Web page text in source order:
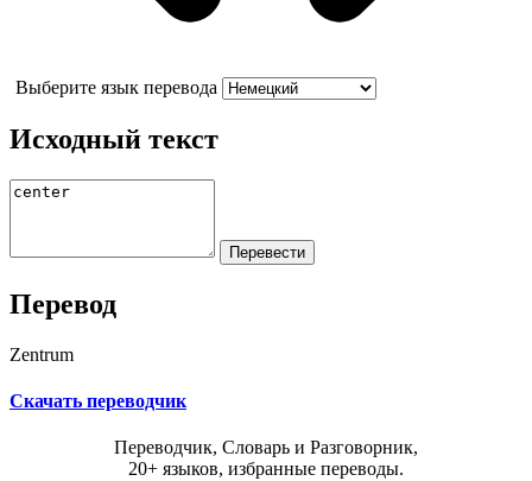
Выберите язык перевода
Исходный текст
Перевод
Zentrum
Скачать переводчик
Переводчик, Словарь и Разговорник,
20+ языков, избранные переводы.